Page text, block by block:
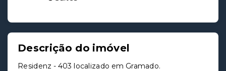
Descrição do imóvel
Residenz - 403 localizado em Gramado.